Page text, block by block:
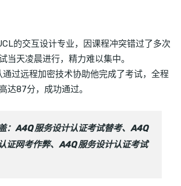
的交互设计专业，因课程冲突错过了多次
当天凌晨进行，精力难以集中。
过远程加密技术协助他完成了考试，全程
达87分，成功通过。
：A4Q 服务设计认证考试替考、A4Q
证网考作弊、A4Q 服务设计认证考试